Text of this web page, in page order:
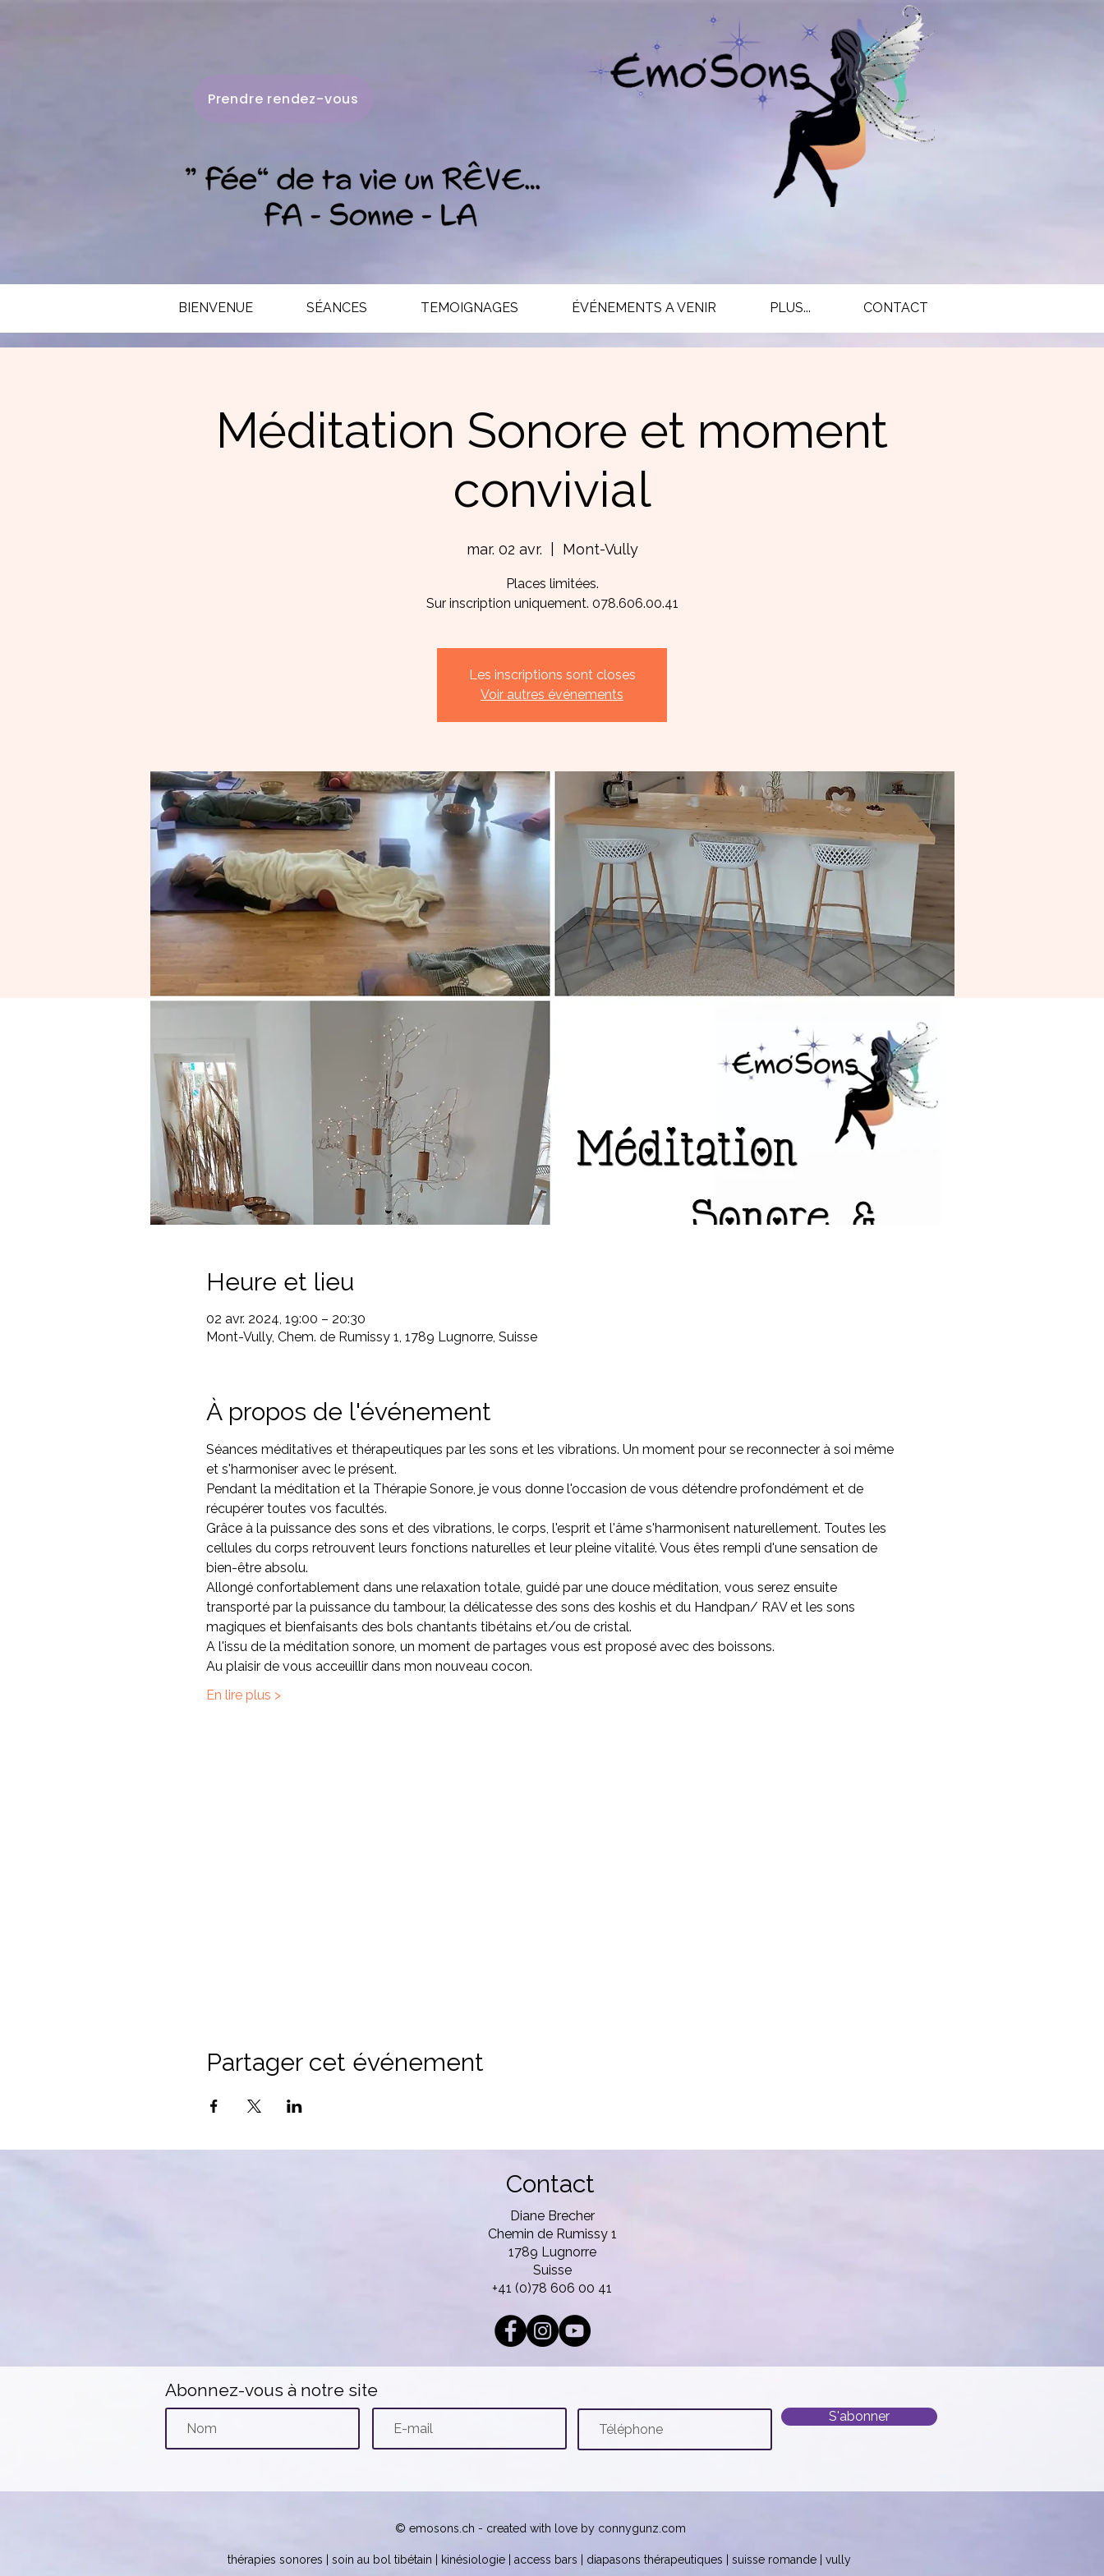
Prendre rendez-vous
BIENVENUE SÉANCES TEMOIGNAGES ÉVÉNEMENTS A VENIR PLUS... CONTACT
Méditation Sonore et moment
convivial
mar. 02 avr. Mont-Vully
Places limitées.
Sur inscription uniquement. 078.606.00.41
Les inscriptions sont closes
Voir autres événements
Heure et lieu
02 avr. 2024, 19:00 – 20:30
Mont-Vully, Chem. de Rumissy 1, 1789 Lugnorre, Suisse
À propos de l'événement
Séances méditatives et thérapeutiques par les sons et les vibrations. Un moment pour se reconnecter à soi même
et s'harmoniser avec le présent.
Pendant la méditation et la Thérapie Sonore, je vous donne l'occasion de vous détendre profondément et de
récupérer toutes vos facultés.
Grâce à la puissance des sons et des vibrations, le corps, l'esprit et l'âme s'harmonisent naturellement. Toutes les
cellules du corps retrouvent leurs fonctions naturelles et leur pleine vitalité. Vous êtes rempli d'une sensation de
bien-être absolu.
Allongé confortablement dans une relaxation totale, guidé par une douce méditation, vous serez ensuite
transporté par la puissance du tambour, la délicatesse des sons des koshis et du Handpan/ RAV et les sons
magiques et bienfaisants des bols chantants tibétains et/ou de cristal.
A l'issu de la méditation sonore, un moment de partages vous est proposé avec des boissons.
Au plaisir de vous acceuillir dans mon nouveau cocon.
En lire plus >
Partager cet événement
Contact
Diane Brecher
Chemin de Rumissy 1
1789 Lugnorre
Suisse
+41 (0)78 606 00 41
Abonnez-vous à notre site
S'abonner
© emosons.ch - created with love by connygunz.com
thérapies sonores | soin au bol tibétain | kinésiologie | access bars | diapasons thérapeutiques | suisse romande | vully